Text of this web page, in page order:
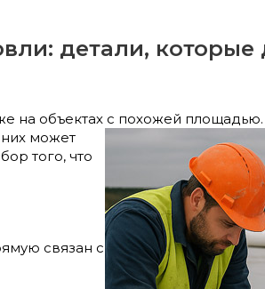
детали, которые
на объектах с похожей
может
того, что
связан с